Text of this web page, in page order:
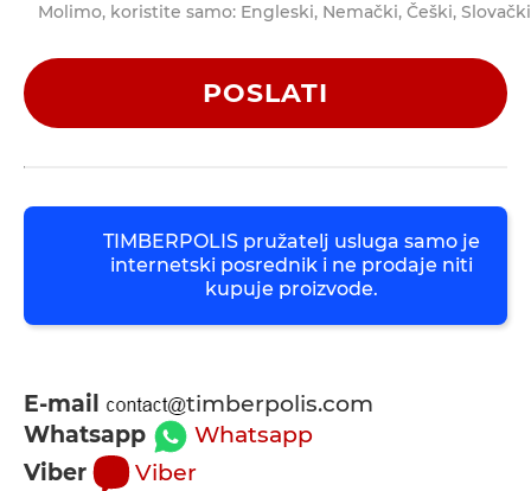
Molimo, koristite samo: Engleski, Nemački, Češki, Slovački
POSLATI
TIMBERPOLIS pružatelj usluga samo je
internetski posrednik i ne prodaje niti
kupuje proizvode.
E-mail
timberpolis.com
Whatsapp
Whatsapp
Viber
Viber